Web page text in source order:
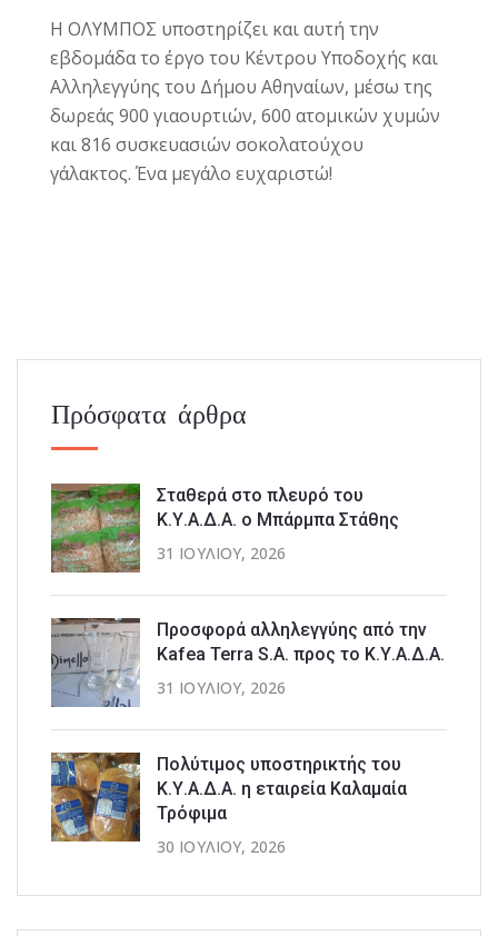
Η ΟΛΥΜΠΟΣ υποστηρίζει και αυτή την
εβδομάδα το έργο του Κέντρου Υποδοχής και
Αλληλεγγύης του Δήμου Αθηναίων, μέσω της
δωρεάς 900 γιαουρτιών, 600 ατομικών χυμών
και 816 συσκευασιών σοκολατούχου
γάλακτος. Ένα μεγάλο ευχαριστώ!
Πρόσφατα άρθρα
Σταθερά στο πλευρό του
Κ.Υ.Α.Δ.Α. ο Μπάρμπα Στάθης
31 ΙΟΥΛΊΟΥ, 2026
Προσφορά αλληλεγγύης από την
Kafea Terra S.A. προς το Κ.Υ.Α.Δ.Α.
31 ΙΟΥΛΊΟΥ, 2026
Πολύτιμος υποστηρικτής του
Κ.Υ.Α.Δ.Α. η εταιρεία Καλαμαία
Τρόφιμα
30 ΙΟΥΛΊΟΥ, 2026